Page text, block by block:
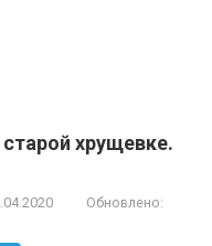
хрущевке.
Обновлено: